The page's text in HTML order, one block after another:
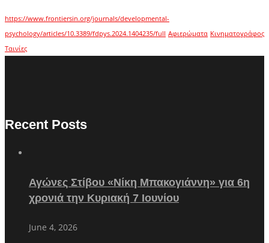
https://www.frontiersin.org/journals/developmental-
psychology/articles/10.3389/fdpys.2024.1404235/full Αφιερώματα Κινηματογράφος
Ταινίες
Recent Posts
Αγώνες Στίβου «Νίκη Μπακογιάννη» για 6η
χρονιά την Κυριακή 7 Ιουνίου
June 4, 2026